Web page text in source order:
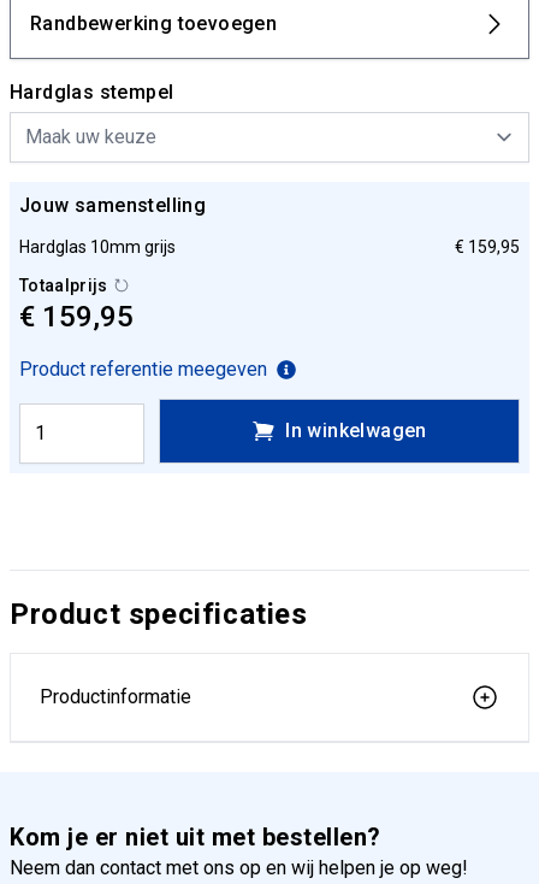
Randbewerking toevoegen
Hardglas stempel
Jouw samenstelling
Hardglas 10mm grijs
€ 159,95
Totaalprijs
€ 159,95
Product referentie meegeven
In winkelwagen
Product specificaties
Productinformatie
Kom je er niet uit met bestellen?
Neem dan contact met ons op en wij helpen je op weg!